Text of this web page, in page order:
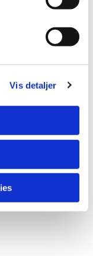
Vis detaljer
kunne